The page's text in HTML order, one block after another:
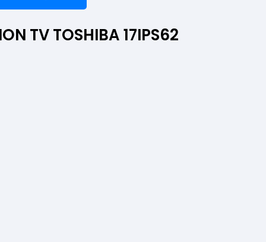
TV TOSHIBA 17IPS62